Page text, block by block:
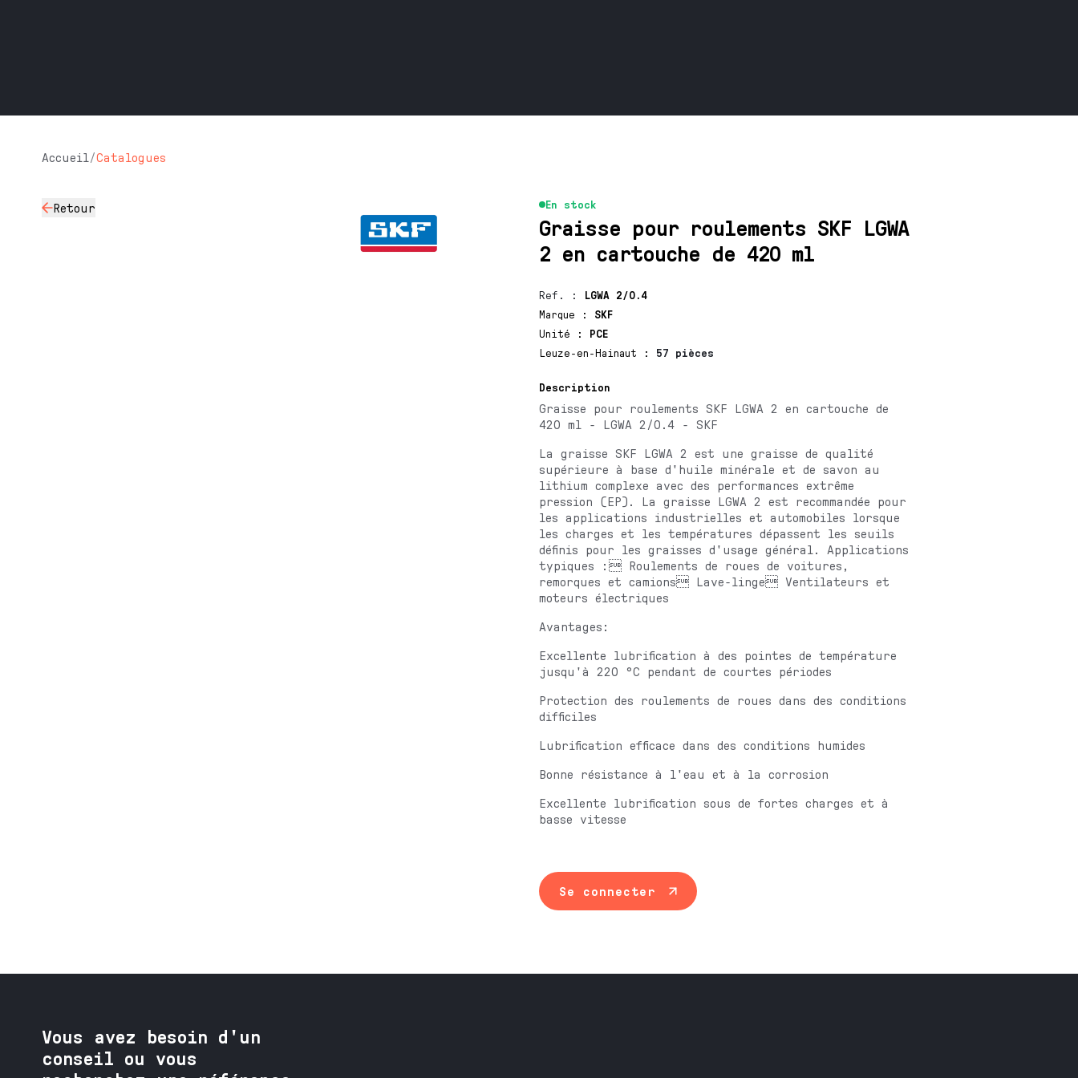
Accueil/Catalogues
Retour En stock
Graisse pour roulements SKF LGWA
2 en cartouche de 420 ml
Ref. :
LGWA 2/0.4
Marque
:
SKF
Unité
:
PCE
Leuze-en-Hainaut
: 57 pièces
Description
Graisse pour roulements SKF LGWA 2 en cartouche de
420 ml - LGWA 2/0.4 - SKF
La graisse SKF LGWA 2 est une graisse de qualité
supérieure à base d'huile minérale et de savon au
lithium complexe avec des performances extrême
pression (EP). La graisse LGWA 2 est recommandée pour
les applications industrielles et automobiles lorsque
les charges et les températures dépassent les seuils
définis pour les graisses d'usage général. Applications
typiques : Roulements de roues de voitures,
remorques et camions Lave-linge Ventilateurs et
moteurs électriques
Avantages:
Excellente lubrification à des pointes de température
jusqu'à 220 °C pendant de courtes périodes
Protection des roulements de roues dans des conditions
difficiles
Lubrification efficace dans des conditions humides
Bonne résistance à l'eau et à la corrosion
Excellente lubrification sous de fortes charges et à
basse vitesse
Se connecter
Vous avez besoin d'un
conseil ou vous